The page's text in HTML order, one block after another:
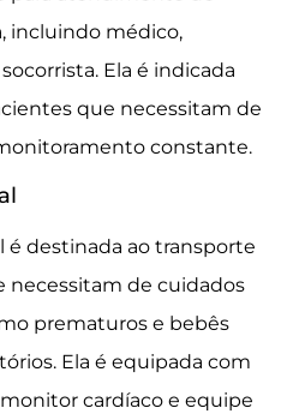
incluindo médico,
Ela é indicada
que necessitam de
constante.
é destinada ao transporte
necessitam de cuidados
prematuros e bebês
Ela é equipada com
cardíaco e equipe